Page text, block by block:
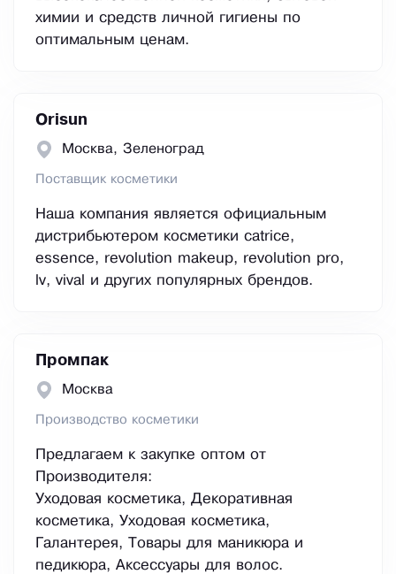
химии и средств личной гигиены по
оптимальным ценам.
Orisun
Москва, Зеленоград
Поставщик косметики
Наша компания является официальным
дистрибьютером косметики catrice,
essence, revolution makeup, revolution pro,
lv, vival и других популярных брендов.
Промпак
Москва
Производство косметики
Предлагаем к закупке оптом от
Производителя:
Уходовая косметика, Декоративная
косметика, Уходовая косметика,
Галантерея, Товары для маникюра и
педикюра, Аксессуары для волос.